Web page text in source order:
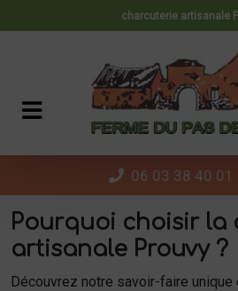
charcuterie artisanale
06 03 38 40 01
Pourquoi choisir la
artisanale Prouvy ?
Découvrez notre savoir-faire unique
Panneau de gestion des cookies